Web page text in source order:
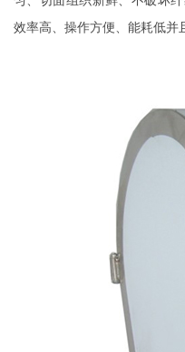
效率高、操作方便、能耗低并